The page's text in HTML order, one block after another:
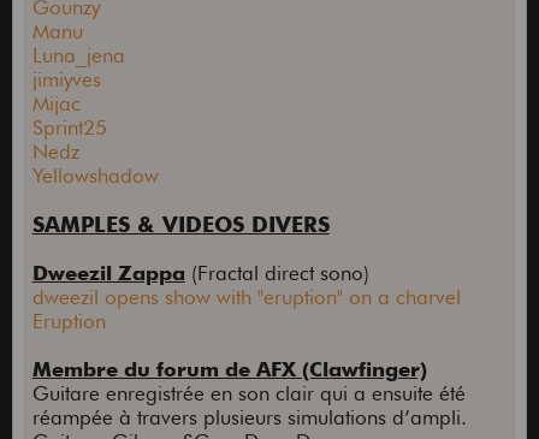
Gounzy
Manu
Luna_jena
jimiyves
Mijac
Sprint25
Nedz
Yellowshadow
SAMPLES & VIDEOS DIVERS
Dweezil Zappa (Fractal direct sono)
dweezil opens show with "eruption" on a charvel
Eruption
Membre du forum de AFX (Clawfinger)
Guitare enregistrée en son clair qui a ensuite été
réampée à travers plusieurs simulations d’ampli.